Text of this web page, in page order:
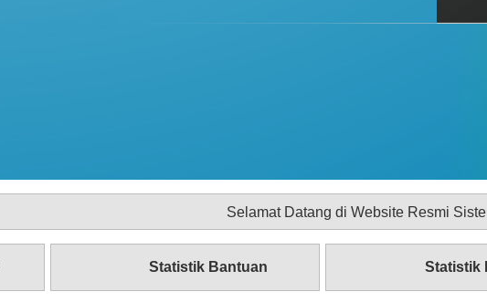
Selamat Datang di Website Resmi Sistem Informasi
Statistik Bantuan Statistik